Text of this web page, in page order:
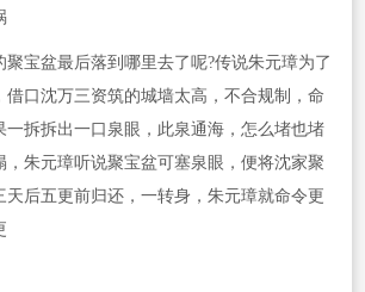
盆最后落到哪里去了呢?传说朱元璋为了
借口沈万三资筑的城墙太高，不合规制，命
一拆拆出一口泉眼，此泉通海，怎么堵也堵
，朱元璋听说聚宝盆可塞泉眼，便将沈家聚
天后五更前归还，一转身，朱元璋就命令更